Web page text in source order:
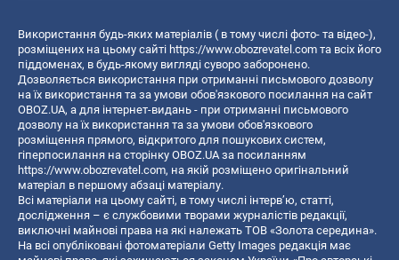
Використання будь-яких матеріалів ( в тому числі фото- та відео-),
розміщених на цьому сайті https://www.obozrevatel.com та всіх його
піддоменах, в будь-якому вигляді суворо заборонено.
Дозволяється використання при отриманні письмового дозволу
на їх використання та за умови обов'язкового посилання на сайт
OBOZ.UA, а для інтернет-видань - при отриманні письмового
дозволу на їх використання та за умови обов'язкового
розміщення прямого, відкритого для пошукових систем,
гіперпосилання на сторінку OBOZ.UA за посиланням
https://www.obozrevatel.com, на якій розміщено оригінальний
матеріал в першому абзаці матеріалу.
Всі матеріали на цьому сайті, в тому числі інтерв’ю, статті,
дослідження – є службовими творами журналістів редакції,
виключні майнові права на які належать ТОВ «Золота середина».
На всі опубліковані фотоматеріали Getty Images редакція має